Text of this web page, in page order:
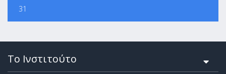
31
Το Ινστιτούτο